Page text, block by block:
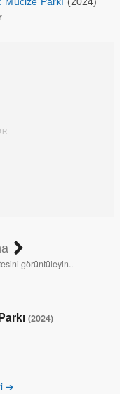
görüntüleyin..
(2024)
➔